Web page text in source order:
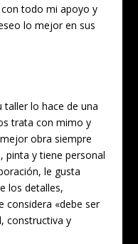
todo mi apoyo y
lo mejor en sus
taller lo hace de una
trata con mimo y
obra siempre
pinta y tiene personal
le gusta
los detalles,
considera «debe ser
constructiva y